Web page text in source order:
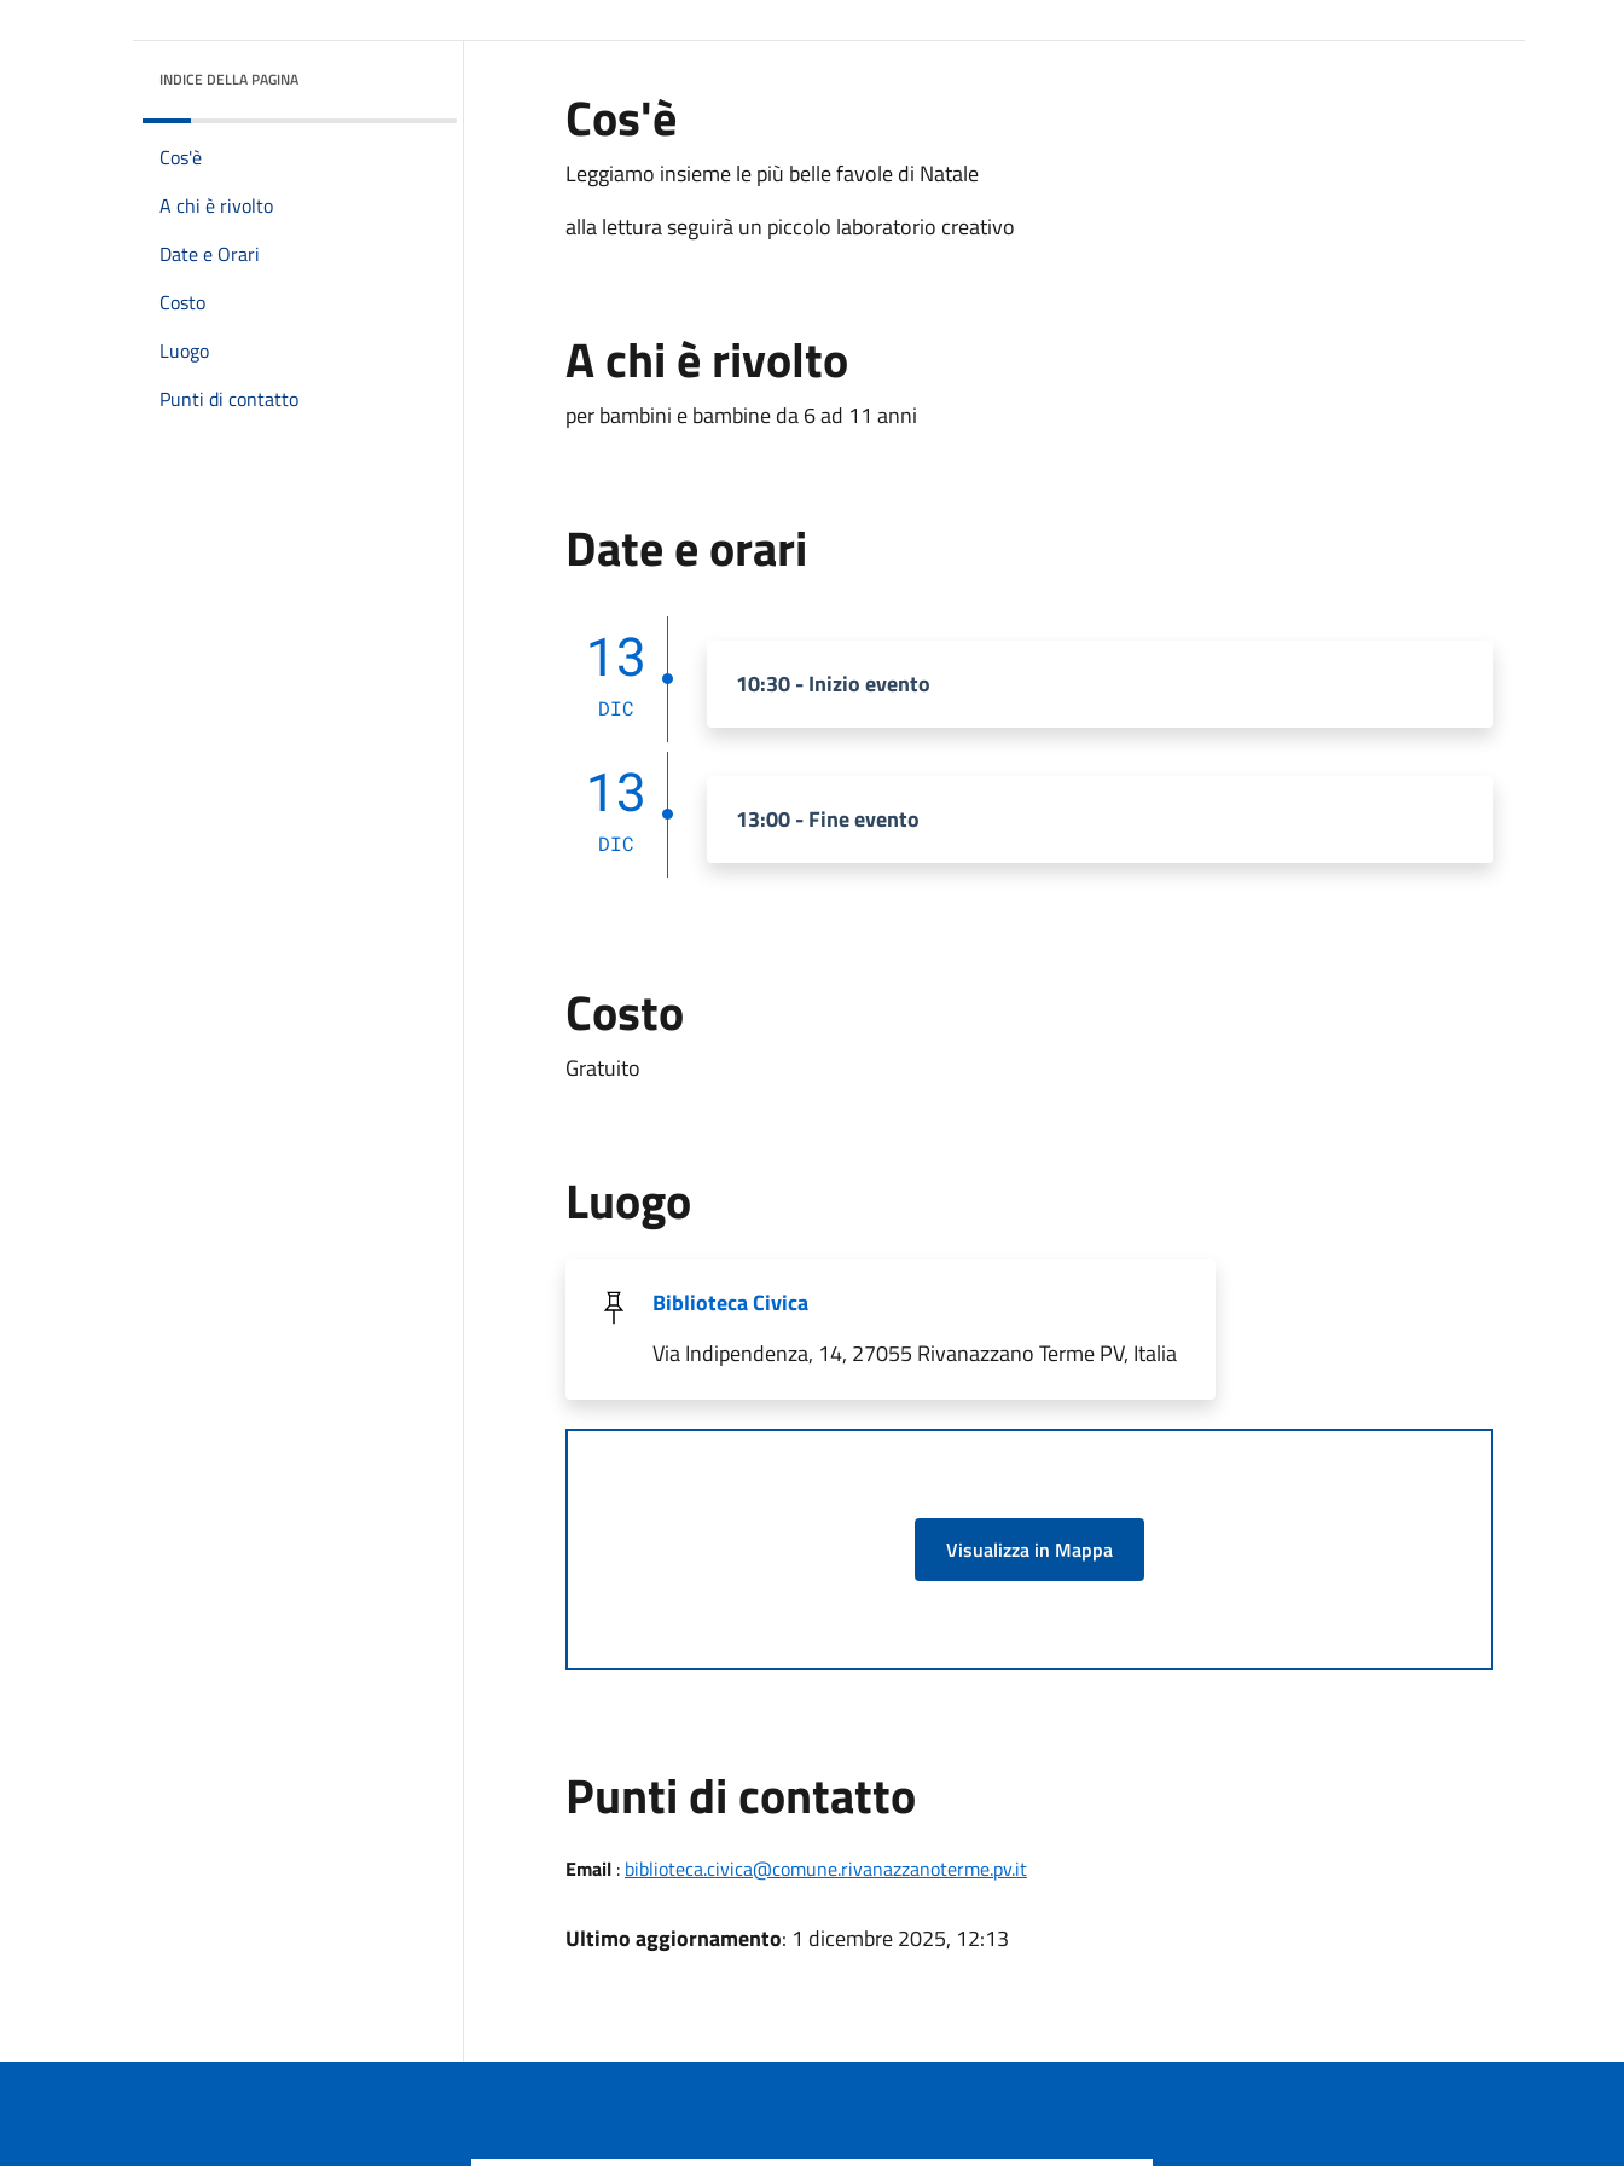
INDICE DELLA PAGINA
Cos'è
A chi è rivolto
Date e Orari
Costo
Luogo
Punti di contatto
Cos'è
Leggiamo insieme le più belle favole di Natale
alla lettura seguirà un piccolo laboratorio creativo
A chi è rivolto
per bambini e bambine da 6 ad 11 anni
Date e orari
13
DIC
10:30 - Inizio evento
13
DIC
13:00 - Fine evento
Costo
Gratuito
Luogo
Biblioteca Civica
Via Indipendenza, 14, 27055 Rivanazzano Terme PV, Italia
Visualizza in Mappa
Punti di contatto
Email: biblioteca.civica@comune.rivanazzanoterme.pv.it
Ultimo aggiornamento: 1 dicembre 2025, 12:13